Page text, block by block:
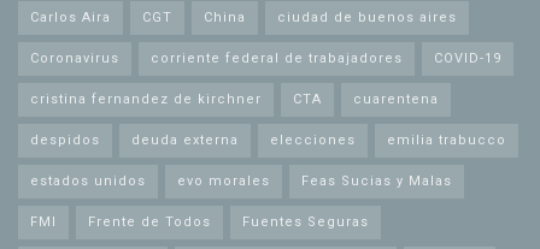
Carlos Aira CGT China ciudad de buenos aires
Coronavirus corriente federal de trabajadores COVID-19
cristina fernandez de kirchner CTA cuarentena
despidos deuda externa elecciones emilia trabucco
estados unidos evo morales Feas Sucias y Malas
FMI Frente de Todos Fuentes Seguras